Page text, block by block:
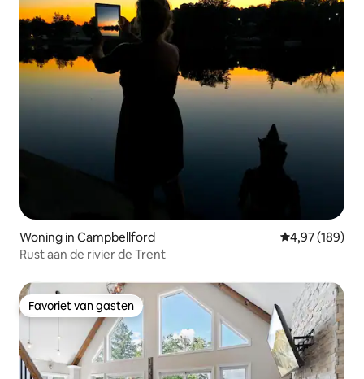
Woning in Campbellford Gemiddelde
4,97 (189)
Rust aan de rivier de Trent
Favoriet van gasten
Favoriet van gasten